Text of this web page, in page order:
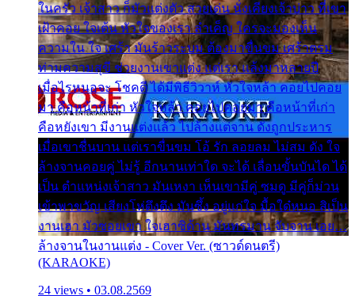
ในครัว เจ้าสาว ก็มัวแต่งตัว สวยเด่น นั่งเคียงเจ้าบ่าว ที่เขา
เฝ้าคอย ใจเต้น หัวใจของเรา ลำเค็ญ ใครจะมองเห็น
ความใน ใจ เศร้า มันร้าวระบม ต้องมาขื่นขม เศร้าตรม
ท่ามความสุขี ช่วยงานเขาแต่ง แต่เรา แล้งมาหลายปี
เมื่อไรหนอจะ โชคดี ได้มีพิธีวิวาห์ หัวใจหล้า คอยไปคอย
มา คือหน้าที่เก่า หัวใจหล้า คอยไปคอยมา คือหน้าที่เก่า
คือหยังเขา มีงานแต่งแล้ว ไปล้างแต่จาน ดั่งถูกประหาร
เมื่อเขาชื่นบาน แต่เราขื่นขม โอ้ รัก ลอยลม ไม่สม ดัง ใจ
ล้างจานคอยคู่ ไม่รู้ อีกนานเท่าใด จะได้ เลื่อนขั้นบันได ได้
เป็น ตำแหน่งเจ้าสาว มันเหงา เห็นเขามีคู่ ซมดู มีคู่ก็ม่วน
เข้าพาขวัญ เสียงโห่ตึงตึง มันซึ้ง อยู่แก่ใจ มื้อใด๋หนอ สิเป็น
งานเฮา มัวซอยเขา ใจเฮาซิด้าน มันทรมาน จับจาน เอย…
ล้างจานในงานแต่ง - Cover Ver. (ซาวด์ดนตรี)
(KARAOKE)
24 views • 03.08.2569